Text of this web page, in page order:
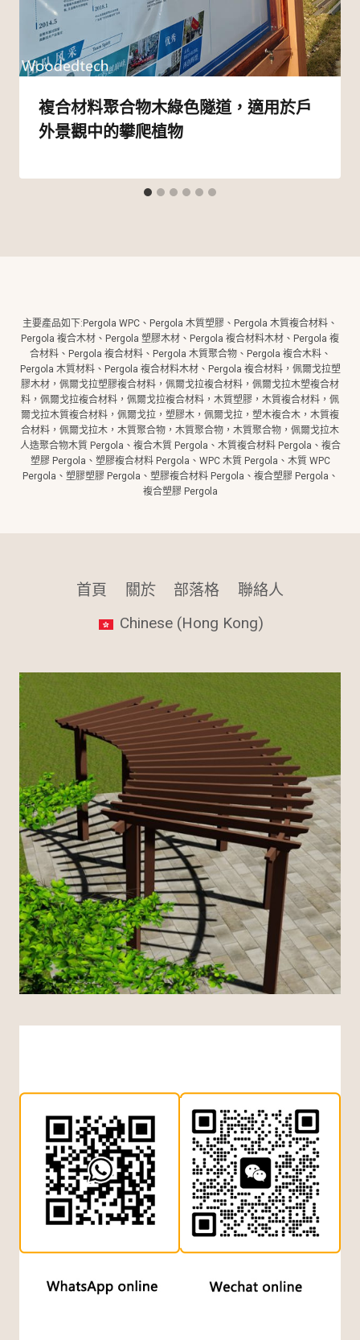
複合材料聚合物木綠色隧道，適用於戶
外景觀中的攀爬植物
主要產品如下:Pergola WPC、Pergola 木質塑膠、Pergola 木質複合材料、
Pergola 複合木材、Pergola 塑膠木材、Pergola 複合材料木材、Pergola 複
合材料、Pergola 複合材料、Pergola 木質聚合物、Pergola 複合木料、
Pergola 木質材料、Pergola 複合材料木材、Pergola 複合材料，佩爾戈拉塑
膠木材，佩爾戈拉塑膠複合材料，佩爾戈拉複合材料，佩爾戈拉木塑複合材
料，佩爾戈拉複合材料，佩爾戈拉複合材料，木質塑膠，木質複合材料，佩
爾戈拉木質複合材料，佩爾戈拉，塑膠木，佩爾戈拉，塑木複合木，木質複
合材料，佩爾戈拉木，木質聚合物，木質聚合物，木質聚合物，佩爾戈拉木
人造聚合物木質 Pergola、複合木質 Pergola、木質複合材料 Pergola、複合
塑膠 Pergola、塑膠複合材料 Pergola、WPC 木質 Pergola、木質 WPC
Pergola、塑膠塑膠 Pergola、塑膠複合材料 Pergola、複合塑膠 Pergola、
複合塑膠 Pergola
首頁 關於 部落格
聯絡人
Chinese (Hong Kong)
German
Arabic
Chinese (China)
Japanese
Turkish
Dutch